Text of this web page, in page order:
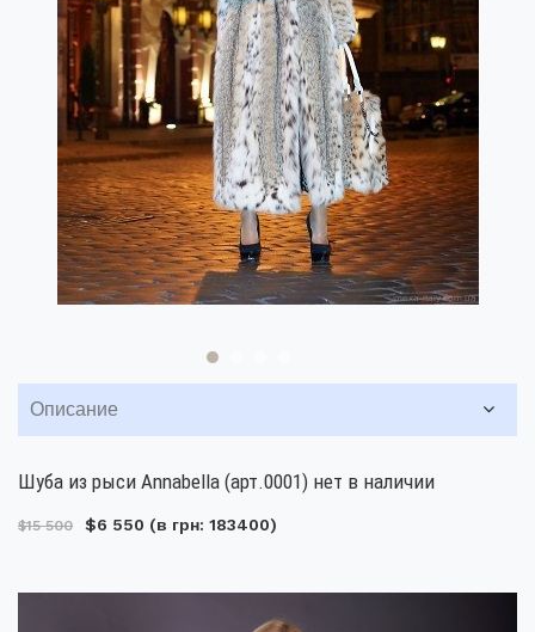
Описание
Шуба из рыси Annabella (арт.0001) нет в наличии
$15 500 $6 550 (в грн: 183400)